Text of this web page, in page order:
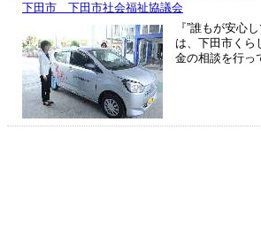
下田市 下田市社会福祉協議会
『”誰もが安心
は、下田市くら
金の相談を行っ